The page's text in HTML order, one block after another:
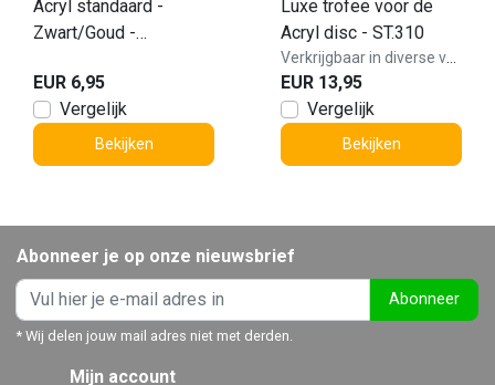
Acryl standaard -
Zwart/Goud -
EUR 6,95
Vergelijk
Bekijken
Luxe trofee voor de
Acryl disc - ST.310
EUR 13,95
Vergelijk
Bekijken
Abonneer je op onze nieuwsbrief
Abonneer
* Wij delen jouw mail adres niet met derden.
Mijn account